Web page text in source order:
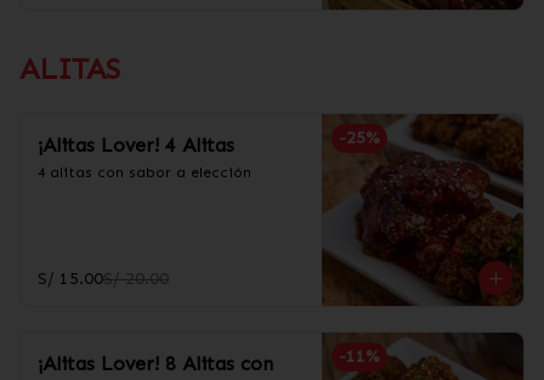
ALITAS
-25%
¡Alitas Lover! 4 Alitas
4 alitas con sabor a elección
S/ 15.00S/ 20.00
-11%
¡Alitas Lover! 8 Alitas con